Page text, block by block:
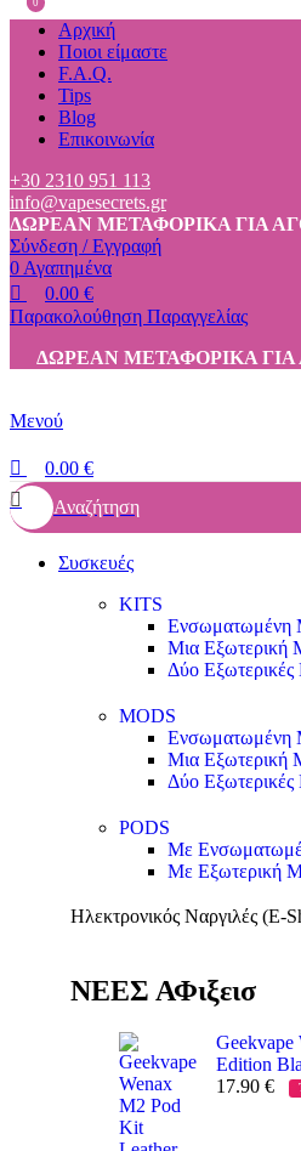
Αρχική
Ποιοι είμαστε
F.A.Q.
Tips
Blog
Επικοινωνία
+30 2310 951 113
info@vapesecrets.gr
ΔΩΡΕΑΝ ΜΕΤΑΦΟΡΙΚΑ ΓΙΑ
Σύνδεση / Εγγραφή
0 Αγαπημένα
0.00 €
Παρακολούθηση Παραγγελίας
ΔΩΡΕΑΝ ΜΕΤΑΦΟΡΙΚΑ ΓΙΑ
Μενού
0
0.00 €
Αναζήτηση
Συσκευές
KITS
Ενσωματωμένη
Μια Εξωτερική
Δύο Εξωτερικές
MODS
Ενσωματωμένη
Μια Εξωτερική
Δύο Εξωτερικές
PODS
Με
Με Εξωτερική
Ηλεκτρονικός Ναργιλές (E-
ΝΕΕΣ ΑΦιξεισ
Edition
17.90 €